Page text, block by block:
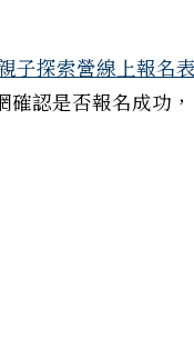
子探索營線上報名表
確認是否報名成功，